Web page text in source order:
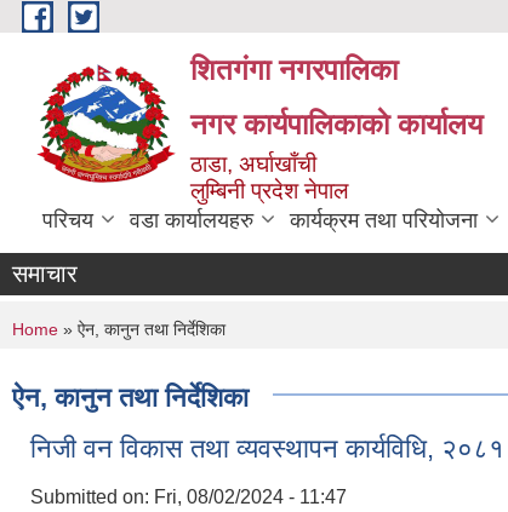
Skip to main content
शितगंगा नगरपालिका
नगर कार्यपालिकाकाे कार्यालय
ठाडा, अर्घाखाँची
लुम्बिनी प्रदेश नेपाल
परिचय वडा कार्यालयहरु कार्यक्रम तथा परियोजना
समाचार
You are here
Home » ऐन, कानुन तथा निर्देशिका
ऐन, कानुन तथा निर्देशिका
निजी वन विकास तथा व्यवस्थापन कार्यविधि, २०८१
Submitted on: Fri, 08/02/2024 - 11:47